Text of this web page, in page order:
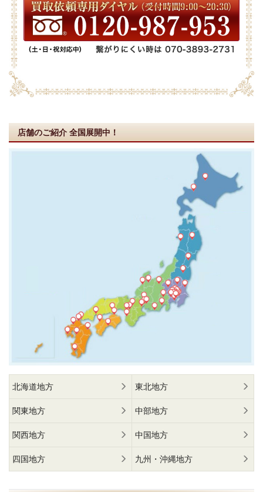
店舗のご紹介 全国展開中！
北海道地方 東北地方
関東地方 中部地方
関西地方 中国地方
四国地方 九州・沖縄地方